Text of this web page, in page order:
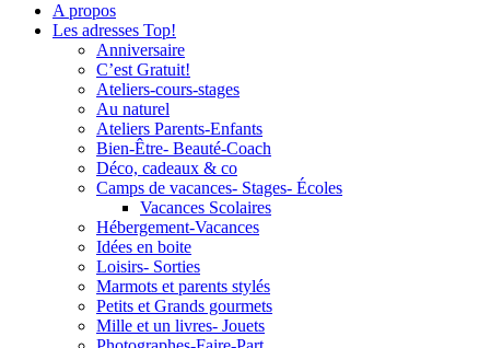
A propos
Les adresses Top!
Anniversaire
C’est Gratuit!
Ateliers-cours-stages
Au naturel
Ateliers Parents-Enfants
Bien-Être- Beauté-Coach
Déco, cadeaux & co
Camps de vacances- Stages- Écoles
Vacances Scolaires
Hébergement-Vacances
Idées en boite
Loisirs- Sorties
Marmots et parents stylés
Petits et Grands gourmets
Mille et un livres- Jouets